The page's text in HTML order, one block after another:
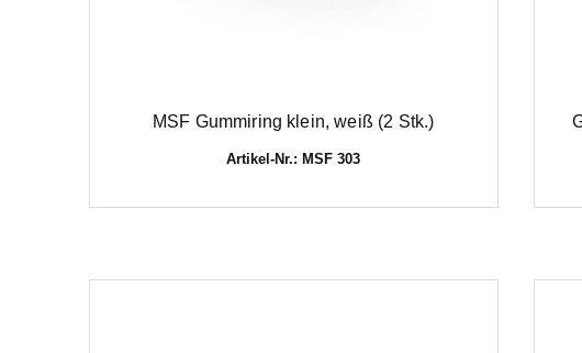
MSF Gummiring klein, weiß (2 Stk.)
Artikel-Nr.: MSF 303